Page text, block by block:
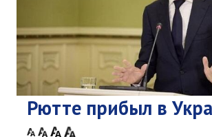
Рютте прибыл в